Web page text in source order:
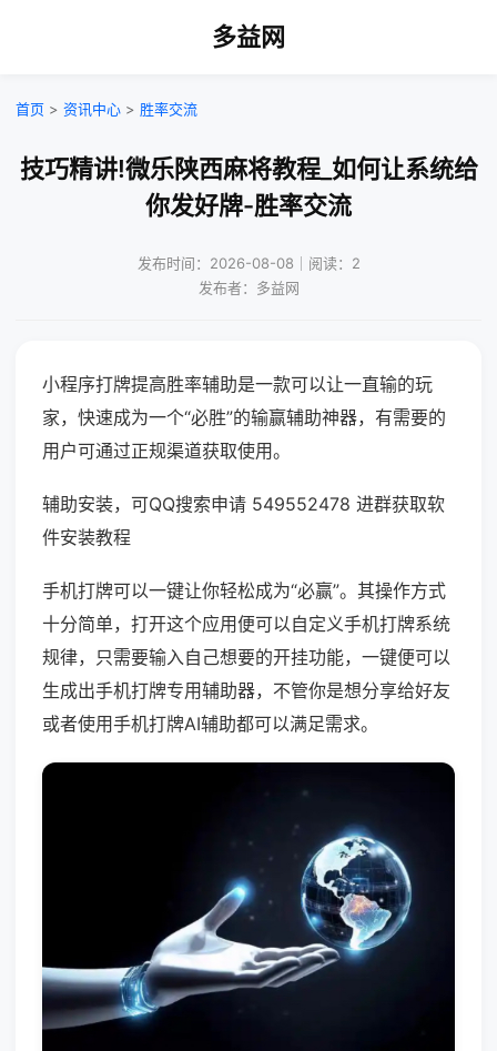
多益网
首页 > 资讯中心 > 胜率交流
技巧精讲!微乐陕西麻将教程_如何让系统给
你发好牌-胜率交流
发布时间：2026-08-08｜阅读：2
发布者：多益网
小程序打牌提高胜率辅助是一款可以让一直输的玩
家，快速成为一个“必胜”的输赢辅助神器，有需要的
用户可通过正规渠道获取使用。
辅助安装，可QQ搜索申请 549552478 进群获取软
件安装教程
手机打牌可以一键让你轻松成为“必赢”。其操作方式
十分简单，打开这个应用便可以自定义手机打牌系统
规律，只需要输入自己想要的开挂功能，一键便可以
生成出手机打牌专用辅助器，不管你是想分享给好友
或者使用手机打牌AI辅助都可以满足需求。